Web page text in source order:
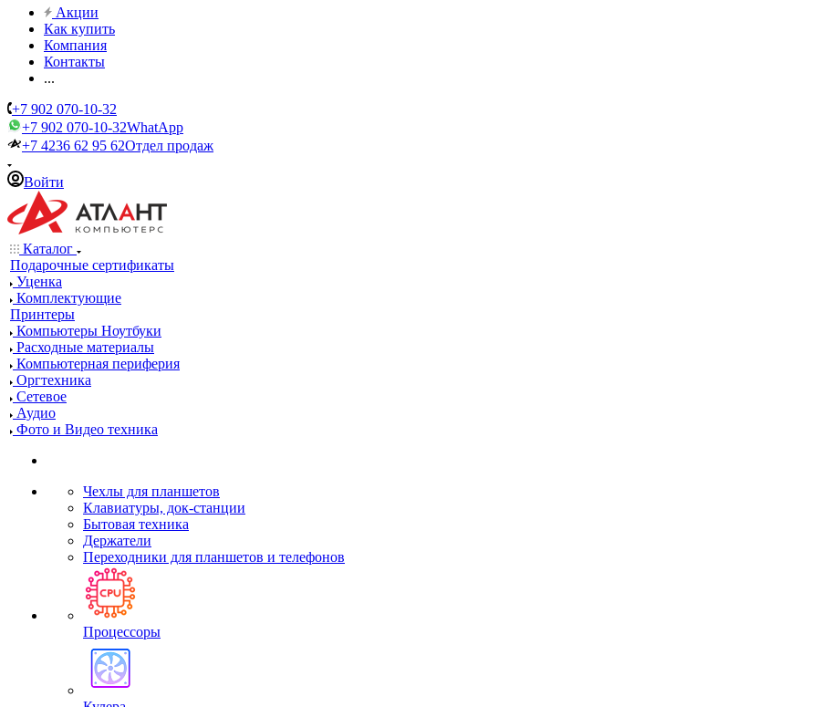
Акции
Как купить
Компания
Контакты
...
+7 902 070-10-32
+7 902 070-10-32WhatApp
+7 4236 62 95 62Отдел продаж
Войти
Каталог
Подарочные сертификаты
Уценка
Комплектующие
Принтеры
Компьютеры Ноутбуки
Расходные материалы
Компьютерная периферия
Оргтехника
Сетевое
Аудио
Фото и Видео техника
Чехлы для планшетов
Клавиатуры, док-станции
Бытовая техника
Держатели
Переходники для планшетов и телефонов
Процессоры